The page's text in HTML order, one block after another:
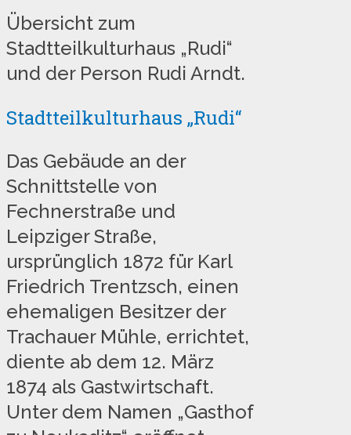
Übersicht zum
Stadtteilkulturhaus „Rudi“
und der Person Rudi Arndt.
Stadtteilkulturhaus „Rudi“
Das Gebäude an der
Schnittstelle von
Fechnerstraße und
Leipziger Straße,
ursprünglich 1872 für Karl
Friedrich Trentzsch, einen
ehemaligen Besitzer der
Trachauer Mühle, errichtet,
diente ab dem 12. März
1874 als Gastwirtschaft.
Unter dem Namen „Gasthof